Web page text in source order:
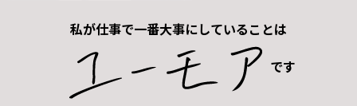
私が仕事で一番大事にしていることは
です